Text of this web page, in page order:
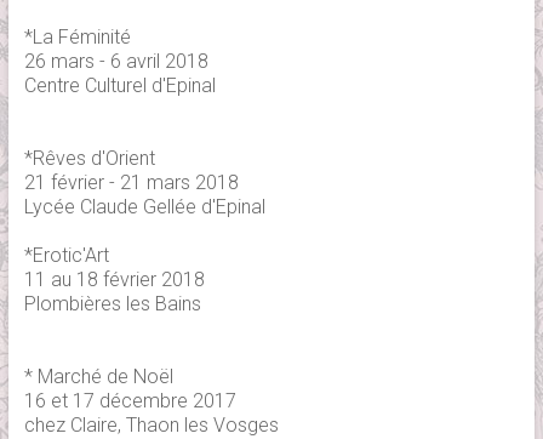
*La Féminité
26 mars - 6 avril 2018
Centre Culturel d'Epinal
*Rêves d'Orient
21 février - 21 mars 2018
Lycée Claude Gellée d'Epinal
*Erotic'Art
11 au 18 février 2018
Plombières les Bains
* Marché de Noël
16 et 17 décembre 2017
chez Claire, Thaon les Vosges